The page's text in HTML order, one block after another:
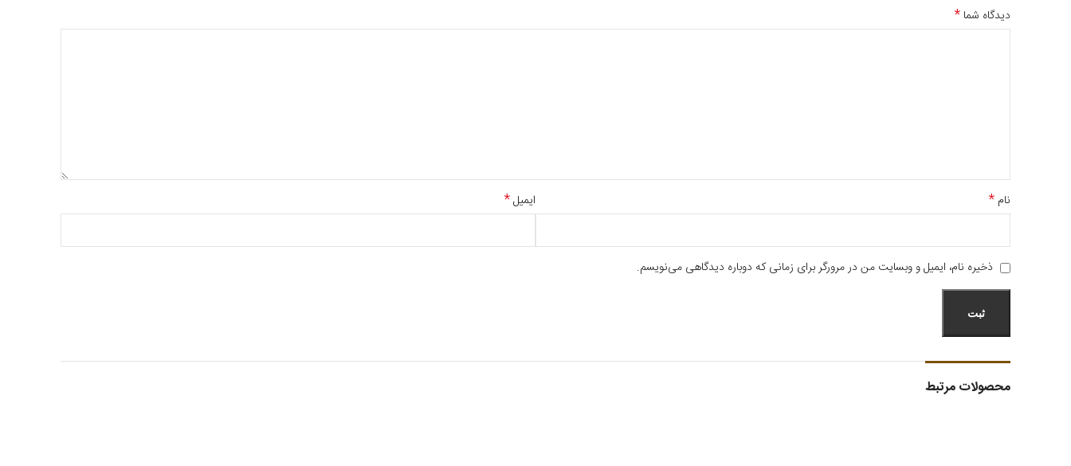
دیدگاه شما *
نام * ایمیل*
ذخیره نام، ایمیل و وبسایت من در مرورگر برای زمانی که دوباره دیدگاهی می‌نویسم.
محصولات مرتبط